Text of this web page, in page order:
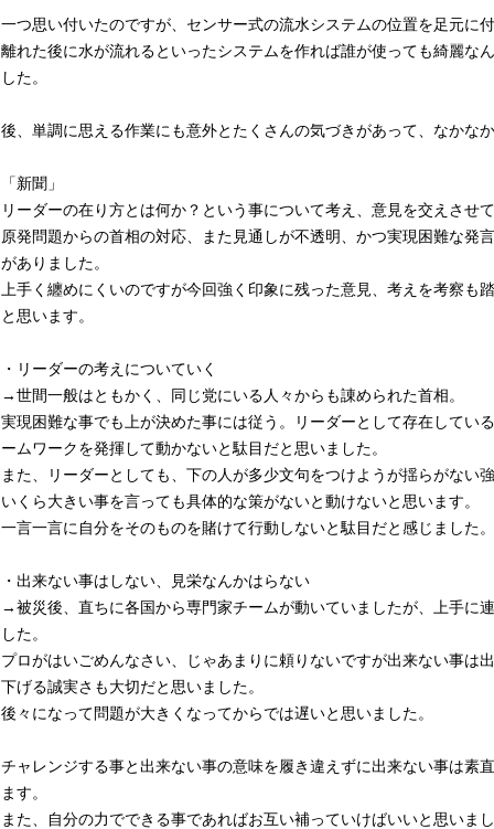
一つ思い付いたのですが、センサー式の流水システムの位置を足元に
離れた後に水が流れるといったシステムを作れば誰が使っても綺麗な
した。
後、単調に思える作業にも意外とたくさんの気づきがあって、なかな
「新聞」
リーダーの在り方とは何か？という事について考え、意見を交えさせ
原発問題からの首相の対応、また見通しが不透明、かつ実現困難な発
がありました。
上手く纏めにくいのですが今回強く印象に残った意見、考えを考察も
と思います。
・リーダーの考えについていく
→世間一般はともかく、同じ党にいる人々からも諌められた首相。
実現困難な事でも上が決めた事には従う。リーダーとして存在してい
ームワークを発揮して動かないと駄目だと思いました。
また、リーダーとしても、下の人が多少文句をつけようが揺らがない強
いくら大きい事を言っても具体的な策がないと動けないと思います。
一言一言に自分をそのものを賭けて行動しないと駄目だと感じました。
・出来ない事はしない、見栄なんかはらない
→被災後、直ちに各国から専門家チームが動いていましたが、上手に
した。
プロがはいごめんなさい、じゃあまりに頼りないですが出来ない事は
下げる誠実さも大切だと思いました。
後々になって問題が大きくなってからでは遅いと思いました。
チャレンジする事と出来ない事の意味を履き違えずに出来ない事は素
ます。
また、自分の力でできる事であればお互い補っていけばいいと思いまし